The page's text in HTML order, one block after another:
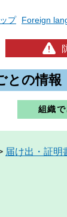
プ Foreign
との情報
組織
届け出・証明